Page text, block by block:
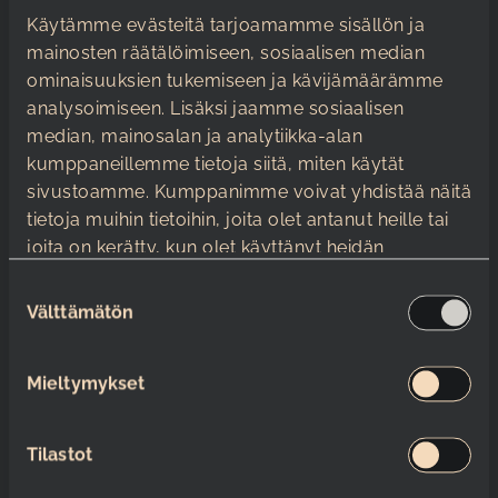
Käytämme evästeitä tarjoamamme sisällön ja
mainosten räätälöimiseen, sosiaalisen median
ominaisuuksien tukemiseen ja kävijämäärämme
analysoimiseen. Lisäksi jaamme sosiaalisen
median, mainosalan ja analytiikka-alan
kumppaneillemme tietoja siitä, miten käytät
sivustoamme. Kumppanimme voivat yhdistää näitä
tietoja muihin tietoihin, joita olet antanut heille tai
joita on kerätty, kun olet käyttänyt heidän
Välttämätön
Mieltymykset
Tilastot
Lisätiedot(Pakollinen)
Sähköpostitse